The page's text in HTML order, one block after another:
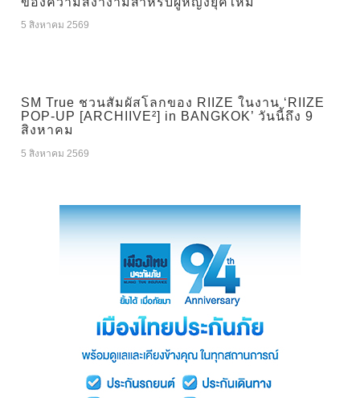
5 สิงหาคม 2569
SM True ชวนสัมผัสโลกของ RIIZE ในงาน ‘RIIZE
POP-UP [ARCHIIVE²] in BANGKOK’ วันนี้ถึง 9
สิงหาคม
5 สิงหาคม 2569